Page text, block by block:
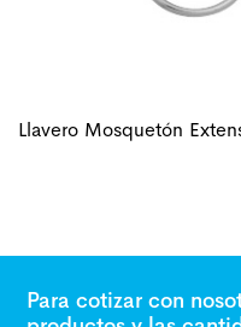
Llavero Mosquetón
Para cotizar con